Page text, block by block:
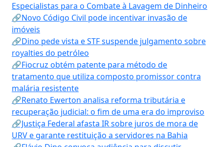
Especialistas para o Combate à Lavagem de Dinheiro
🔗Novo Código Civil pode incentivar invasão de
imóveis
🔗Dino pede vista e STF suspende julgamento sobre
royalties do petróleo
🔗Fiocruz obtém patente para método de
tratamento que utiliza composto promissor contra
malária resistente
🔗Renato Ewerton analisa reforma tributária e
recuperação judicial: o fim de uma era do improviso
🔗Justiça Federal afasta IR sobre juros de mora de
URV e garante restituição a servidores na Bahia